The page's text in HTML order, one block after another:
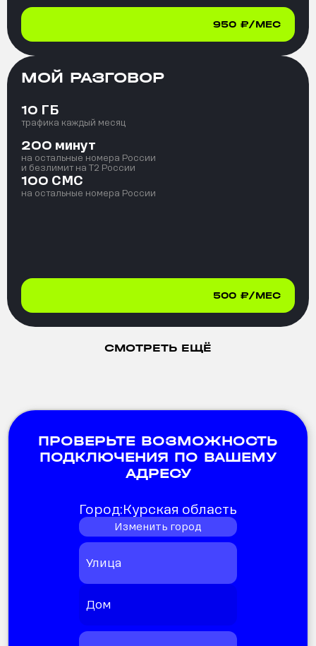
950 ₽/МЕС
МОЙ РАЗГОВОР
10 ГБ
трафика каждый месяц
200 минут
на остальные номера России
и безлимит на T2 России
100 СМС
на остальные номера России
500 ₽/МЕС
СМОТРЕТЬ ЕЩЁ
ПРОВЕРЬТЕ ВОЗМОЖНОСТЬ
ПОДКЛЮЧЕНИЯ ПО ВАШЕМУ
АДРЕСУ
Город:Курская область
Изменить город